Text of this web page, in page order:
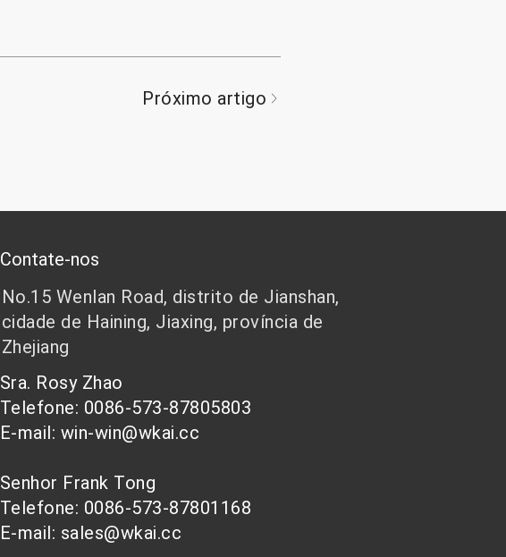
Próximo artigo
Contate-nos
No.15 Wenlan Road, distrito de Jianshan,
cidade de Haining, Jiaxing, província de
Zhejiang
Sra. Rosy Zhao
Telefone: 0086-573-87805803
E-mail: win-win@wkai.cc
Senhor Frank Tong
Telefone: 0086-573-87801168
E-mail: sales@wkai.cc